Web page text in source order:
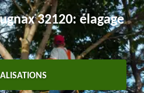
32120: élagage